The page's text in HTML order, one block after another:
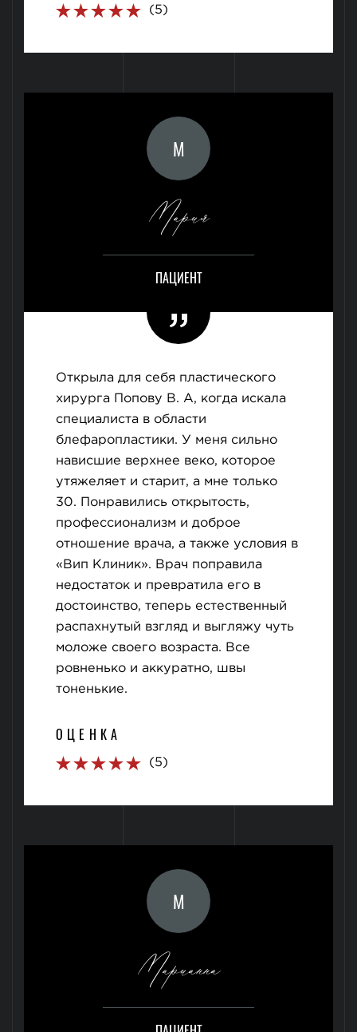
(5)
М
Мария
ПАЦИЕНТ
Открыла для себя пластического
хирурга Попову В. А, когда искала
специалиста в области
блефаропластики​. У меня сильно
нависшие верхнее веко, которое
утяжеляет и старит, а мне только
30. Понравились открытость,
профессионализм и доброе
отношение врача, а также условия в
«Вип Клиник». Врач поправила
недостаток и превратила его в
достоинство, теперь естественный
распахнутый взгляд и выгляжу чуть
моложе своего возраста. Все
ровненько и аккуратно, швы
тоненькие.
ОЦЕНКА
(5)
М
Марианна